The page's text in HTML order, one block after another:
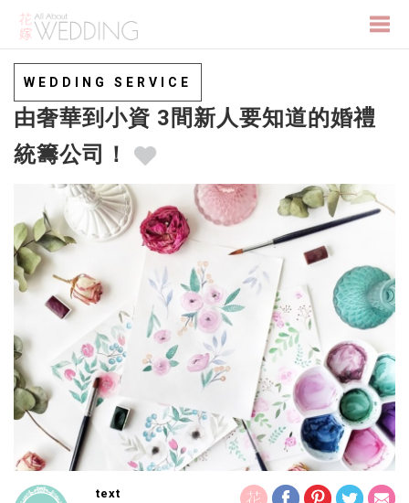
WEDDING SERVICE
由奢華到小資 3間新人要知道的婚禮
統籌公司！
text